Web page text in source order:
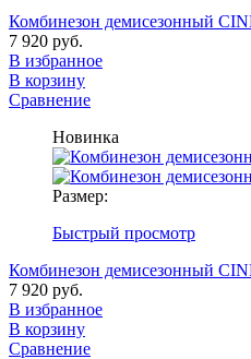
Комбинезон демисезонный
7 920 руб.
В избранное
В корзину
Сравнение
Новинка
Размер:
Быстрый просмотр
Комбинезон демисезонный
7 920 руб.
В избранное
В корзину
Сравнение